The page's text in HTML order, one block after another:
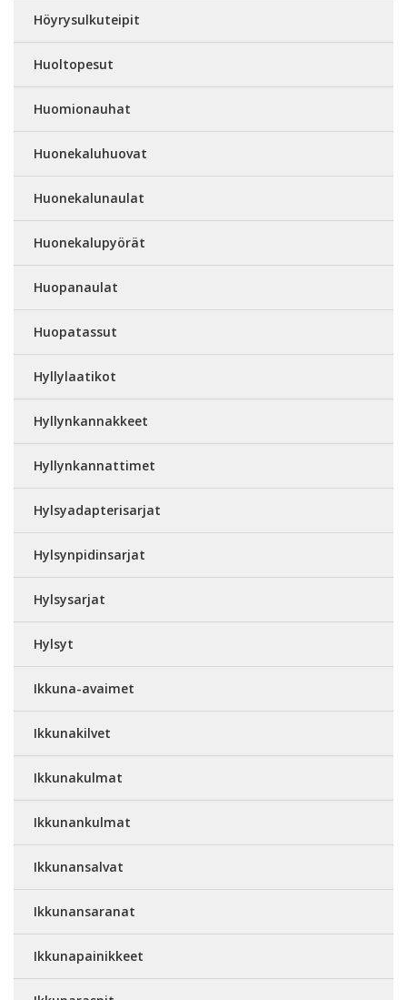
Höyrysulkuteipit
Huoltopesut
Huomionauhat
Huonekaluhuovat
Huonekalunaulat
Huonekalupyörät
Huopanaulat
Huopatassut
Hyllylaatikot
Hyllynkannakkeet
Hyllynkannattimet
Hylsyadapterisarjat
Hylsynpidinsarjat
Hylsysarjat
Hylsyt
Ikkuna-avaimet
Ikkunakilvet
Ikkunakulmat
Ikkunankulmat
Ikkunansalvat
Ikkunansaranat
Ikkunapainikkeet